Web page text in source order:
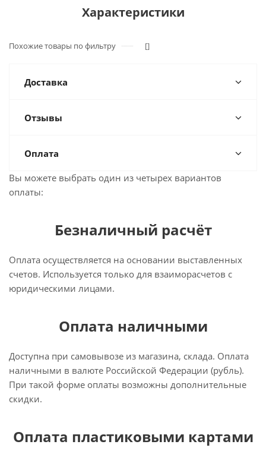
Характеристики
Похожие товары по фильтру []
Доставка
Отзывы
Оплата
Вы можете выбрать один из четырех вариантов
оплаты:
Безналичный расчёт
Оплата осуществляется на основании выставленных
счетов. Используется только для взаиморасчетов с
юридическими лицами.
Оплата наличными
Доступна при самовывозе из магазина, склада. Оплата
наличными в валюте Российской Федерации (рубль).
При такой форме оплаты возможны дополнительные
скидки.
Оплата пластиковыми картами